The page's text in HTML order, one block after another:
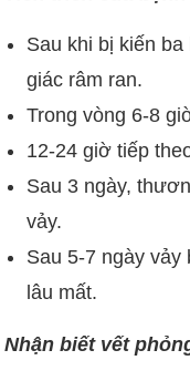
Sau khi bị kiến
giác râm ran.
Trong vòng 6-8
12-24 giờ tiếp
Sau 3 ngày,
vảy.
Sau 5-7 ngày vảy
lâu mất.
Nhận biết vết